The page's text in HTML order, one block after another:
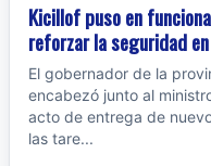
Kicillof puso en
reforzar la seguridad
El gobernador de la
encabezó junto al
acto de entrega de
las tare...